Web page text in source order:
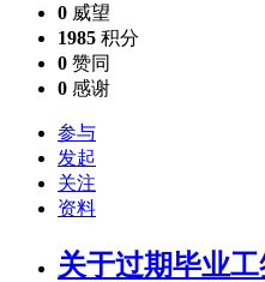
0 威望
1985 积分
0 赞同
0 感谢
参与
发起
关注
资料
关于过期毕业工